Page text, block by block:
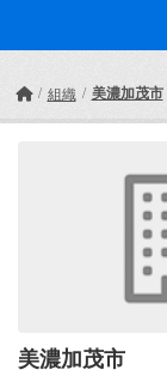
組織 美濃加茂市
美濃加茂市